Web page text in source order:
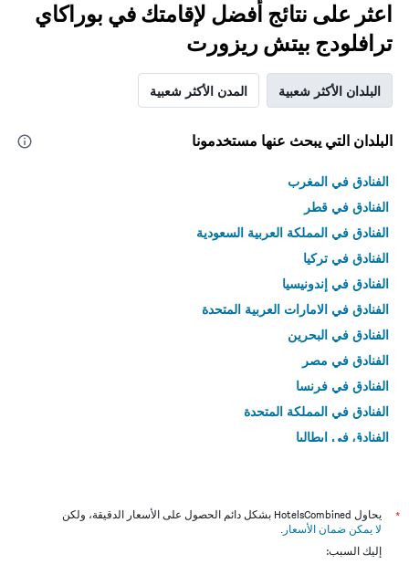
اعثر على نتائج أفضل لإقامتك في بوراكاي
ترافلودج بيتش ريزورت
البلدان الأكثر شعبية المدن الأكثر شعبية
البلدان التي يبحث عنها مستخدمونا
الفنادق في المغرب
الفنادق في قطر
الفنادق في المملكة العربية السعودية
الفنادق في تركيا
الفنادق في إندونيسيا
الفنادق في الامارات العربية المتحدة
الفنادق في البحرين
الفنادق في مصر
الفنادق في فرنسا
الفنادق في المملكة المتحدة
الفنادق في إيطاليا
*
يحاول HotelsCombined بشكل دائم الحصول على الأسعار الدقيقة، ولكن
لا يمكن ضمان الأسعار .
إليك السبب: